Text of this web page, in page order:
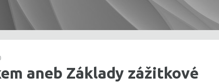
aneb Základy zážitkové